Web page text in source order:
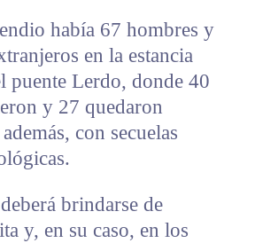
había 67 hombres y
en la estancia
puente Lerdo, donde 40
y 27 quedaron
con secuelas
brindarse de
y, en su caso, en los